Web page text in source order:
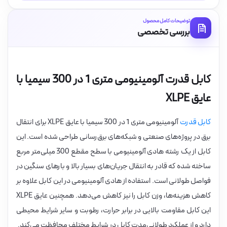
توضیحات کامل محصول
بررسی تخصصی
کابل قدرت آلومینیومی متری 1 در 300 سیمیا با
عایق XLPE
کابل قدرت
آلومینیومی متری 1 در 300 سیمیا با عایق XLPE برای انتقال
برق در پروژه‌های صنعتی و شبکه‌های برق‌رسانی طراحی شده است. این
کابل از یک رشته هادی آلومینیومی با سطح مقطع 300 میلی‌متر مربع
ساخته شده که قادر به انتقال جریان‌های بسیار بالا و بارهای سنگین در
فواصل طولانی است. استفاده از هادی آلومینیومی در این کابل علاوه بر
کاهش هزینه‌ها، وزن کابل را نیز کاهش می‌دهد. همچنین عایق XLPE
این کابل مقاومت بالایی در برابر حرارت، رطوبت و سایر شرایط محیطی